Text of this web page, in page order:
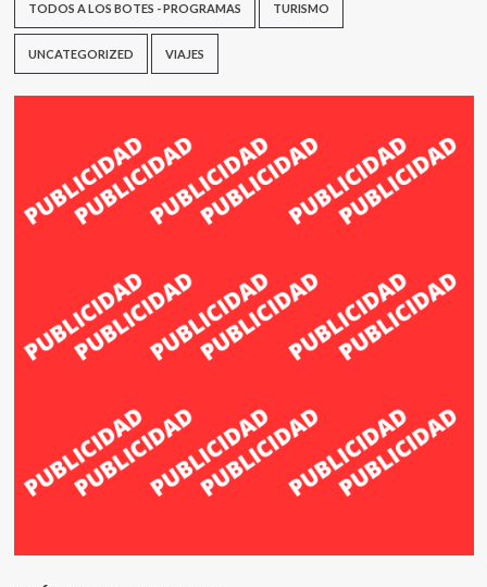
TODOS A LOS BOTES - PROGRAMAS TURISMO
UNCATEGORIZED VIAJES